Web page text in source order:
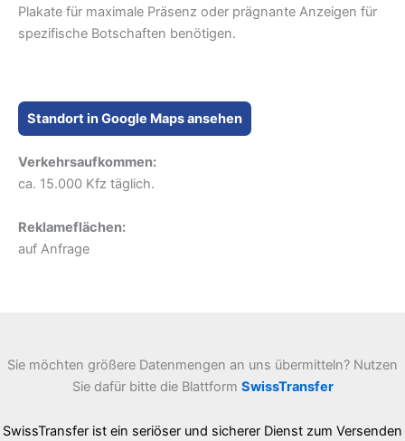
Plakate für maximale Präsenz oder prägnante Anzeigen für
spezifische Botschaften benötigen.
Standort in Google Maps ansehen
Verkehrsaufkommen:
ca. 15.000 Kfz täglich.
Reklameflächen:
auf Anfrage
Sie möchten größere Datenmengen an uns übermitteln? Nutzen
Sie dafür bitte die Blattform SwissTransfer
SwissTransfer ist ein seriöser und sicherer Dienst zum Versenden